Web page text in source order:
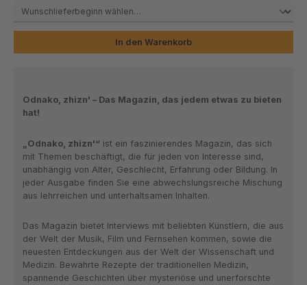
In den Warenkorb
Odnako, zhizn' – Das Magazin, das jedem etwas zu bieten
hat!
„Odnako, zhizn'“ ist ein faszinierendes Magazin, das sich
mit Themen beschäftigt, die für jeden von Interesse sind,
unabhängig von Alter, Geschlecht, Erfahrung oder Bildung. In
jeder Ausgabe finden Sie eine abwechslungsreiche Mischung
aus lehrreichen und unterhaltsamen Inhalten.
Das Magazin bietet Interviews mit beliebten Künstlern, die aus
der Welt der Musik, Film und Fernsehen kommen, sowie die
neuesten Entdeckungen aus der Welt der Wissenschaft und
Medizin. Bewährte Rezepte der traditionellen Medizin,
spannende Geschichten über mysteriöse und unerforschte